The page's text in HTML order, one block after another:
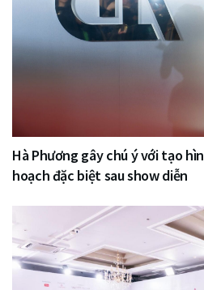
Hà Phương gây chú ý với tạo
hoạch đặc biệt sau show diễn